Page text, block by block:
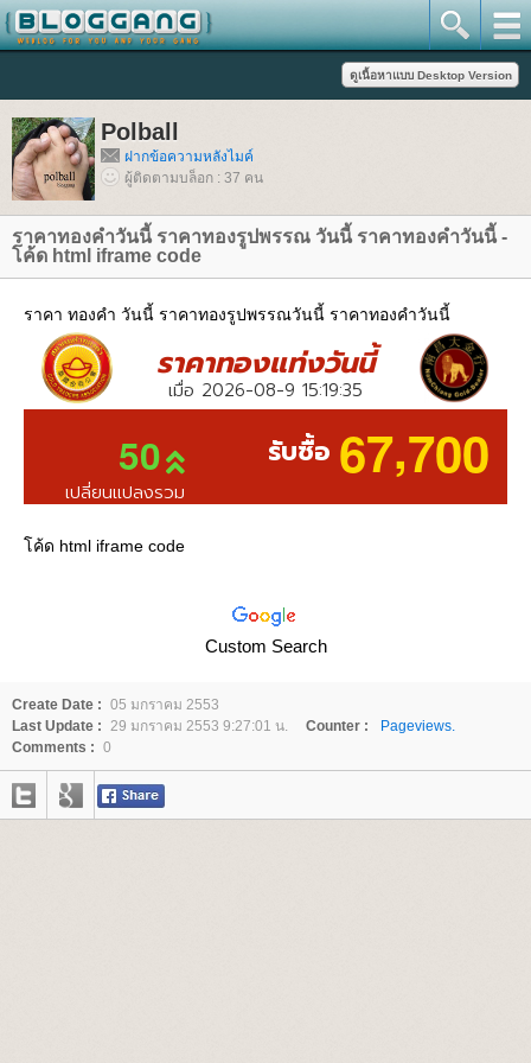
Polball
ฝากข้อความหลังไมค์
ผู้ติดตามบล็อก : 37 คน
ราคาทองคําวันนี้ ราคาทองรูปพรรณ วันนี้ ราคาทองคำวันนี้ -
ค้ด html iframe code
ราคา ทองคํา วันนี้ ราคาทองรูปพรรณวันนี้ ราคาทองคำวันนี้
ค้ด html iframe code
Custom Search
Create Date : 05 มกราคม 2553
Last Update : 29 มกราคม 2553 9:27:01 น. Counter :
Pageviews.
Comments : 0